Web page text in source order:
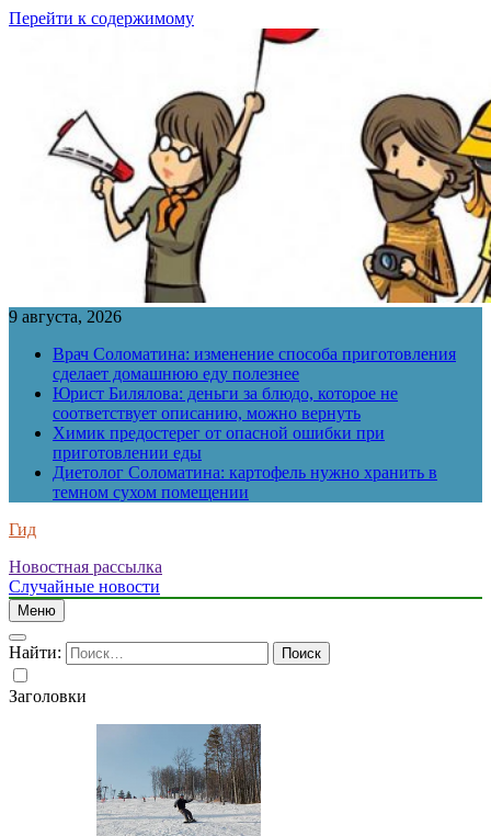
Перейти к содержимому
9 августа, 2026
Врач Соломатина: изменение способа приготовления
сделает домашнюю еду полезнее
Юрист Билялова: деньги за блюдо, которое не
соответствует описанию, можно вернуть
Химик предостерег от опасной ошибки при
приготовлении еды
Диетолог Соломатина: картофель нужно хранить в
темном сухом помещении
Гид
Новостная рассылка
Случайные новости
Меню
Найти:
Заголовки